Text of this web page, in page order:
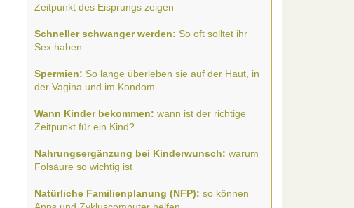
Zeitpunkt des Eisprungs zeigen
Schneller schwanger werden: So oft solltet ihr
Sex haben
Spermien: So lange überleben sie auf der Haut, in
der Vagina und im Kondom
Wann Kinder bekommen: wann ist der richtige
Zeitpunkt für ein Kind?
Nahrungsergänzung bei Kinderwunsch: warum
Folsäure so wichtig ist
Natürliche Familienplanung (NFP): so können